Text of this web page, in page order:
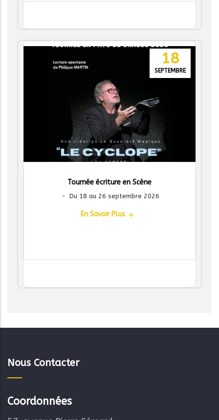
18
SEPTEMBRE
Tournée écriture en Scène
- Du 18 au 26 septembre 2026
En Savoir Plus
Nous Contacter
Coordonnées